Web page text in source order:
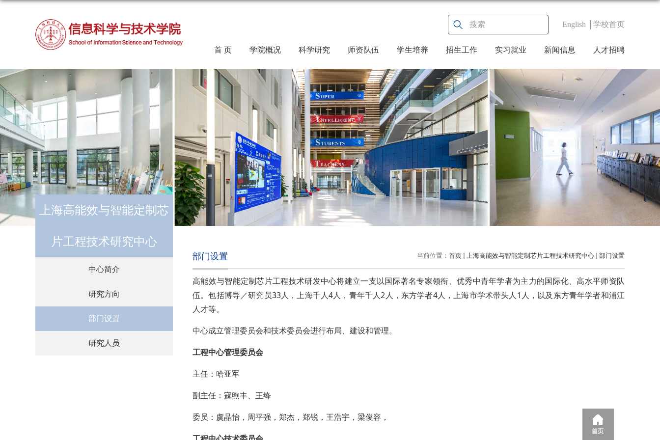
English 学校首页
首 页 学院概况 科学研究 师资队伍 学生培养 招生工作 实习就业 新闻信息 人才招聘
上海高能效与智能定制芯
片工程技术研究中心
中心简介
研究方向
部门设置
研究人员
当前位置： 首页 上海高能效与智能定制芯片工程技术研究中心 部门设置
部门设置
高能效与智能定制芯片工程技术研发中心将建立一支以国际著名专家领衔、优秀中青年学者为主力的国际化、高水平师资队
伍。包括博导／研究员33人，上海千人4 人，青年千人 2 人，东方学者4人，上海市学术带头人 1 人，以及东方青年学者和浦江
人才等。
中心成立管理委员会和技术委员会进行布局、建设和管理。
工程中心管理委员会
主任：哈亚军
副主任：寇煦丰、王绛
委员：虞晶怡，周平强，郑杰，郑锐，王浩宇，梁俊容，